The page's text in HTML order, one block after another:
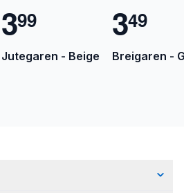
399
Jutegaren - Beige
349
Breigaren -